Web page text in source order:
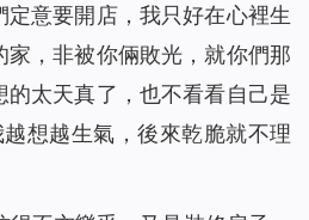
意要開店，我只好在心裡生
家，非被你倆敗光，就你們那
太天真了，也不看看自己是
想越生氣，後來乾脆就不理